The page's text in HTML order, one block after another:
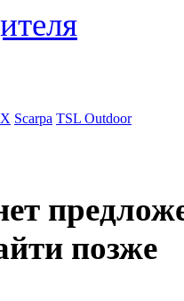
Scarpa TSL Outdoor
позже